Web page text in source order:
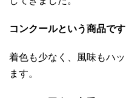
コンクールという商品です
着色も少なく、風味もハ
ます。